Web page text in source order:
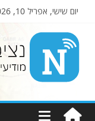
יום שישי, אפריל 10, 2026
מודיעין
מהמקורות